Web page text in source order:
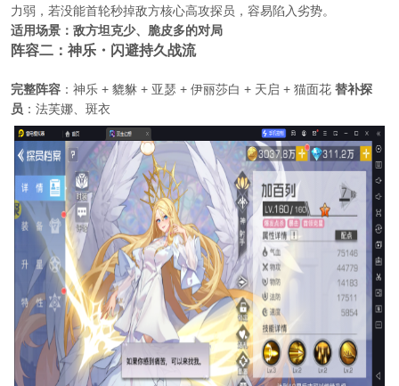
力弱，若没能首轮秒掉敌方核心高攻探员，容易陷入劣势。
适用场景：敌方坦克少、脆皮多的对局
阵容二：神乐・闪避持久战流
完整阵容 ：神乐 + 貔貅 + 亚瑟 + 伊丽莎白 + 天启 + 猫面花 替补探
员 ：法芙娜、斑衣